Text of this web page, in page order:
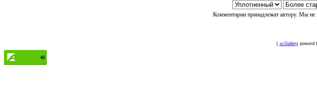
Комментарии принадлежат автору. Мы не
[ xcGallerypowerd